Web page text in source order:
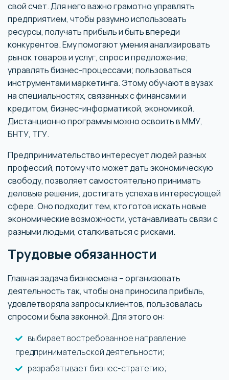
свой счет. Для него важно грамотно управлять
предприятием, чтобы разумно использовать
ресурсы, получать прибыль и быть впереди
конкурентов. Ему помогают умения анализировать
рынок товаров и услуг, спрос и предложение;
управлять бизнес-процессами; пользоваться
инструментами маркетинга. Этому обучают в вузах
на специальностях, связанных с финансами и
кредитом, бизнес-информатикой, экономикой.
Дистанционно программы можно освоить в ММУ,
БНТУ, ТГУ.
Предпринимательство интересует людей разных
профессий, потому что может дать экономическую
свободу, позволяет самостоятельно принимать
деловые решения, достигать успеха в интересующей
сфере. Оно подходит тем, кто готов искать новые
экономические возможности, устанавливать связи с
разными людьми, сталкиваться с рисками.
Трудовые обязанности
Главная задача бизнесмена – организовать
деятельность так, чтобы она приносила прибыль,
удовлетворяла запросы клиентов, пользовалась
спросом и была законной. Для этого он:
выбирает востребованное направление
предпринимательской деятельности;
разрабатывает бизнес-стратегию;